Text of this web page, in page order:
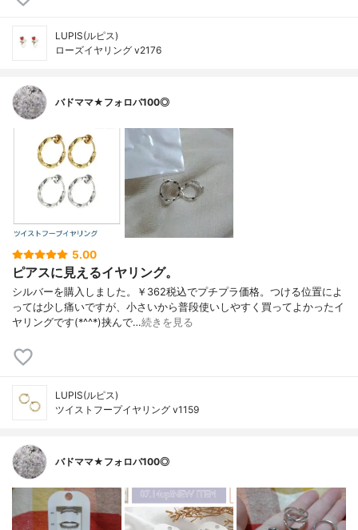
LUPIS(ルピス)
ローズイヤリング v2176
バドママ★フォロバ100◎
5.00
ピアスに見えるイヤリング。
シルバーを購入しました。￥362税込でプチプラ価格。つける位置によ
っては少し痛いですが、小さいから普段使いしやすく買ってよかったイ
ヤリングです(*^^*)挟んで…続きを見る
LUPIS(ルピス)
ツイストフープイヤリング v1159
バドママ★フォロバ100◎